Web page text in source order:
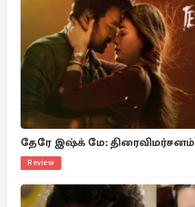
தேரே இஷ்க் மே: திரைவிமர்சனம்
Review